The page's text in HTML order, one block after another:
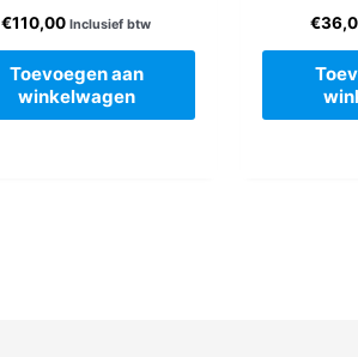
€110,00 Inclusief btw
Toevoegen aan
winkelwagen
€